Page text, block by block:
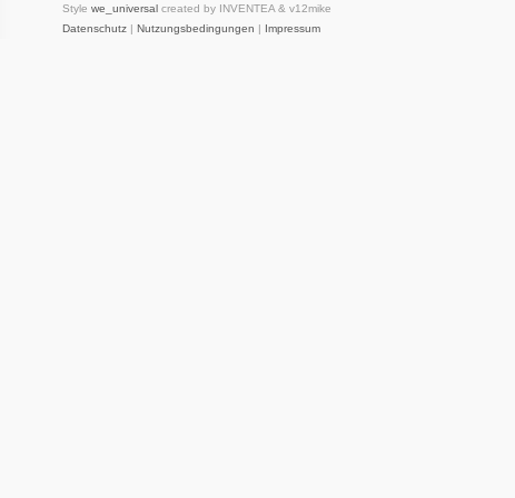
Style we_universalcreated by INVENTEA & v12mike
Datenschutz| Nutzungsbedingungen | Impressum